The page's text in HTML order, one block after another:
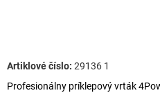
Profesionálny príklepový vrták
29136 1